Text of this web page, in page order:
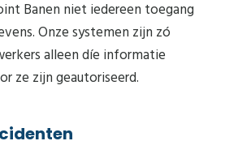
Banen niet iedereen toegang
Onze systemen zijn zó
alleen díe informatie
ze zijn geautoriseerd.